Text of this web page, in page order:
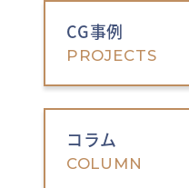
CG事例
PROJECTS
コラム
COLUMN